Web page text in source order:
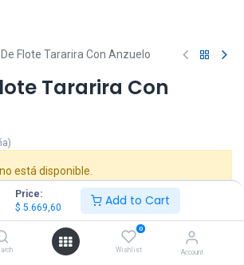
Price:
$ 5.669,60 Add to Cart
0
Wishlist Account
De Flote Tararira Con Anzuelo
Tararira Con
está disponible.
Envíos